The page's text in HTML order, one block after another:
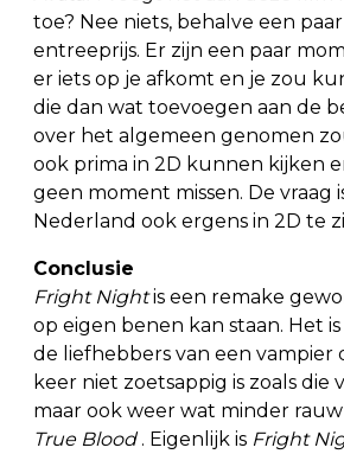
toe? Nee niets, behalve een
entreeprijs. Er zijn een paar
er iets op je afkomt en je zou
die dan wat toevoegen aan de
over het algemeen genomen
ook prima in 2D kunnen kijken
geen moment missen. De vraag
Nederland ook ergens in 2D te
Conclusie
Fright Nightis een remake
op eigen benen kan staan. Het
de liefhebbers van een vampier
keer niet zoetsappig is zoals die
maar ook weer wat minder
True Blood. Eigenlijk is Fright